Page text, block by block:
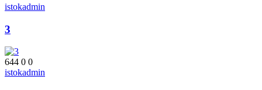
istokadmin
3
644 0 0
istokadmin